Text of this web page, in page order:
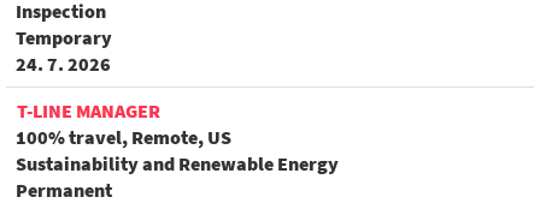
Inspection
Temporary
24. 7. 2026
T-LINE MANAGER
100% travel, Remote, US
Sustainability and Renewable Energy
Permanent